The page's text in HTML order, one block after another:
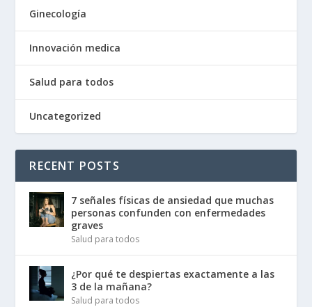
Ginecología
Innovación medica
Salud para todos
Uncategorized
RECENT POSTS
7 señales físicas de ansiedad que muchas
personas confunden con enfermedades
graves
Salud para todos
¿Por qué te despiertas exactamente a las
3 de la mañana?
Salud para todos